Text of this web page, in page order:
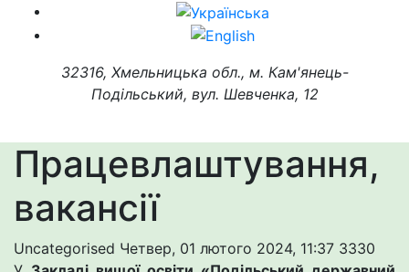
32316, Хмельницька обл., м. Кам'янець-
Подільський, вул. Шевченка, 12
Працевлаштування,
вакансії
Uncategorised Четвер, 01 лютого 2024, 11:37 3330